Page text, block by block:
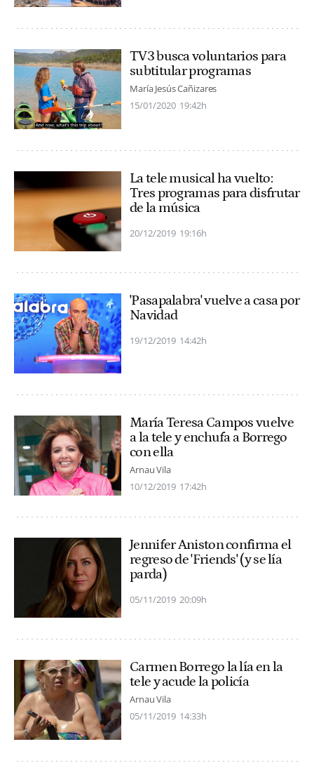
TV3 busca voluntarios para
subtitular programas
María Jesús Cañizares
15/01/2020 19:42h
La tele musical ha vuelto:
Tres programas para disfrutar
de la música
20/12/2019 19:16h
'Pasapalabra' vuelve a casa por
Navidad
19/12/2019 14:42h
María Teresa Campos vuelve
a la tele y enchufa a Borrego
con ella
Arnau Vila
10/12/2019 17:42h
Jennifer Aniston confirma el
regreso de 'Friends' (y se lía
parda)
05/11/2019 20:09h
Carmen Borrego la lía en la
tele y acude la policía
Arnau Vila
05/11/2019 14:33h